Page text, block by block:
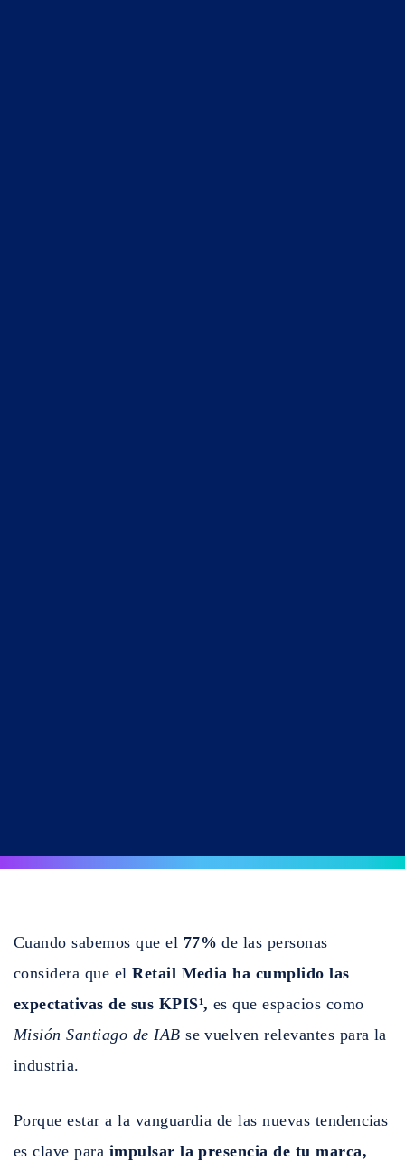
Cuando sabemos que el 77% de las personas
considera que elRetail Media ha cumplido las
expectativas de sus KPIS¹, es que espacios como
Misión Santiago de IAB se vuelven relevantes para la
industria.
Porque estar a la vanguardia de las nuevas tendencias
es clave para impulsar la presencia de tu marca,